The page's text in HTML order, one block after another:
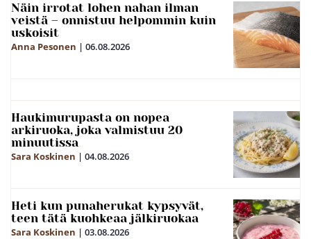
Näin irrotat lohen nahan ilman
veistä – onnistuu helpommin kuin
uskoisit
Anna Pesonen | 06.08.2026
Haukimurupasta on nopea
arkiruoka, joka valmistuu 20
minuutissa
Sara Koskinen | 04.08.2026
Heti kun punaherukat kypsyvät,
teen tätä kuohkeaa jälkiruokaa
Sara Koskinen | 03.08.2026